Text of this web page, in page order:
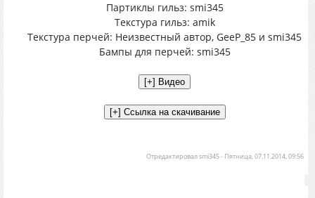
Партиклы гильз: smi345
Текстура гильз: amik
Текстура перчей: Неизвестный автор, GeeP_85 и smi345
Бампы для перчей: smi345
Отредактировалsmi345- Пятница, 07.11.2014, 09:56